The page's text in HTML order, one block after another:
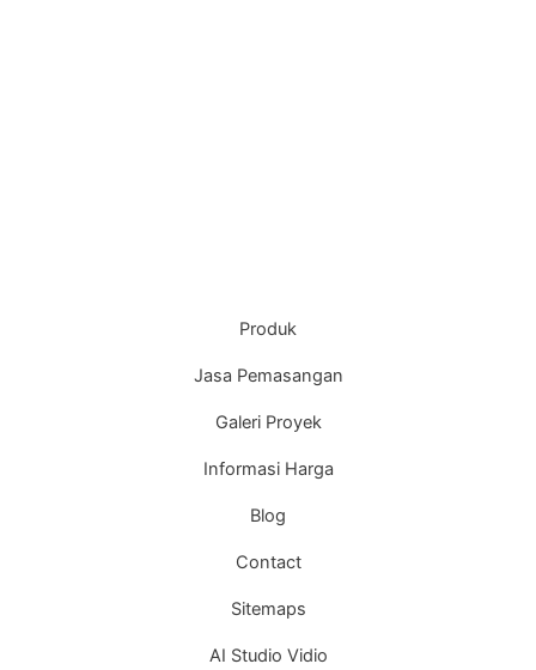
Produk
Jasa Pemasangan
Galeri Proyek
Informasi Harga
Blog
Contact
Sitemaps
AI Studio Vidio